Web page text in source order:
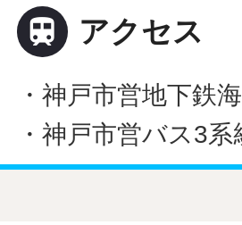
 アクセス
・神戸市営地下鉄
・神戸市営バス3